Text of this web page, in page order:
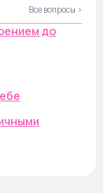
Все вопросы ›
до